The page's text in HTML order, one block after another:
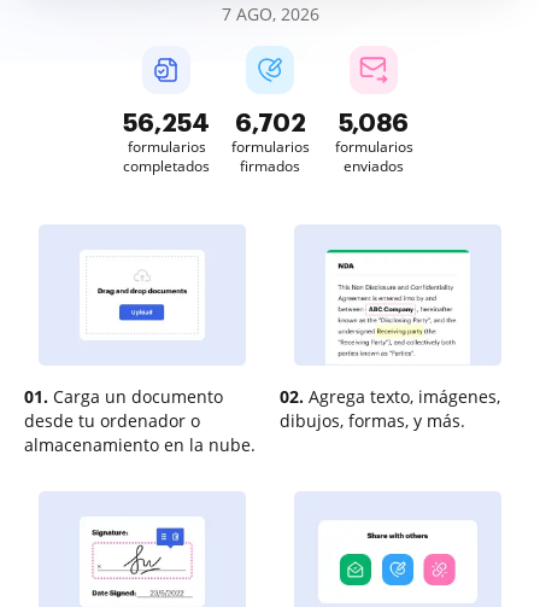
7 AGO, 2026
56,255
formularios
completados
6,702
formularios
firmados
5,086
formularios
enviados
01. Carga un documento
desde tu ordenador o
almacenamiento en la nube.
02. Agrega texto, imágenes,
dibujos, formas, y más.